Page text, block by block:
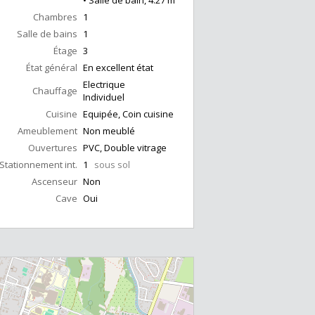
Chambres 1
Salle de bains 1
Étage 3
État général En excellent état
Chauffage Electrique
Individuel
Cuisine Equipée, Coin cuisine
Ameublement Non meublé
Ouvertures PVC, Double vitrage
Stationnement int. 1 sous sol
Ascenseur Non
Cave Oui